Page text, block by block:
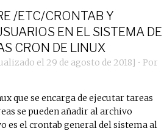
/ETC/CRONTAB Y
EN EL SISTEMA DE
CRON DE LINUX
el 29 de agosto de 2018] • Por
que se encarga de ejecutar tareas
se pueden añadir al archivo
es el crontab general del sistema al